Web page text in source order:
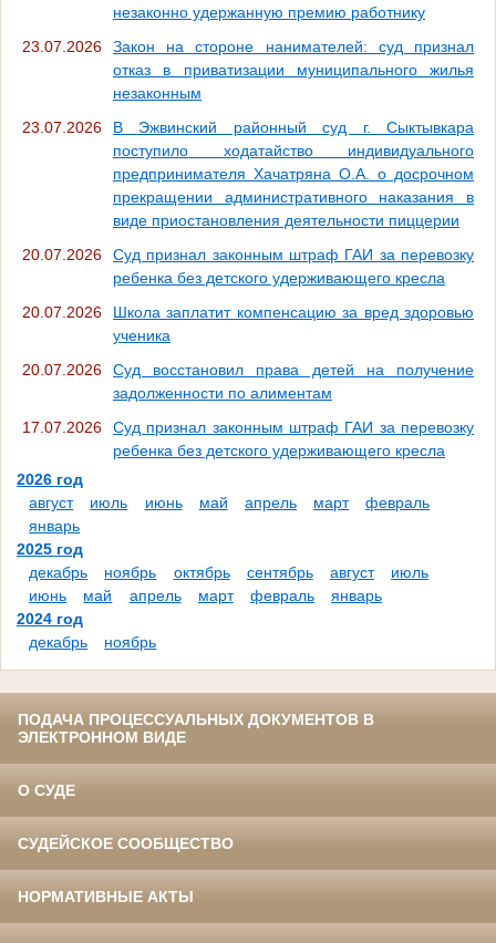
незаконно удержанную премию работнику
23.07.2026
Закон на стороне нанимателей: суд признал
отказ в приватизации муниципального жилья
незаконным
23.07.2026
В Эжвинский районный суд г. Сыктывкара
поступило ходатайство индивидуального
предпринимателя Хачатряна О.А. о досрочном
прекращении административного наказания в
виде приостановления деятельности пиццерии
20.07.2026
Суд признал законным штраф ГАИ за перевозку
ребенка без детского удерживающего кресла
20.07.2026
Школа заплатит компенсацию за вред здоровью
ученика
20.07.2026
Суд восстановил права детей на получение
задолженности по алиментам
17.07.2026
Суд признал законным штраф ГАИ за перевозку
ребенка без детского удерживающего кресла
2026 год
август
июль июнь май апрель март
февраль
январь
2025 год
декабрь
ноябрь октябрь сентябрь август
июль
июнь
май апрель март февраль
январь
2024 год
декабрь
ноябрь
ПОДАЧА ПРОЦЕССУАЛЬНЫХ ДОКУМЕНТОВ В
ЭЛЕКТРОННОМ ВИДЕ
О СУДЕ
СУДЕЙСКОЕ СООБЩЕСТВО
НОРМАТИВНЫЕ АКТЫ